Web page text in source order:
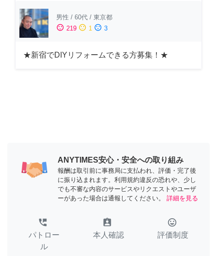
男性 / 60代 / 東京都
sentiment_satisfied 219 sentiment_neutral 1 sentiment_dissatisfied 3
★新宿でDIYリフォームできる方募集！★
ANYTIMES安心・安全への取り組み
報酬は取引前に事務局に支払われ、評価・完了後
に振り込まれます。利用規約違反の恐れや、少し
でも不審な内容のサービスやリクエストやユーザ
ーがあった場合は通報してください。
詳細を見る
perm_phone_msg
パトロー
ル
assignment_ind
本人確認
tag_faces
評価制度